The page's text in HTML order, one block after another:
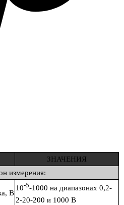
ЗНАЧЕНИЯ
измерения:
В
10-5-1000 на диапазонах 0,2-
2-20-200 и 1000 В